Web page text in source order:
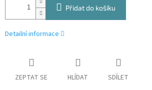
Přidat do košíku
Detailní informace
ZEPTAT SE HLÍDAT SDÍLET